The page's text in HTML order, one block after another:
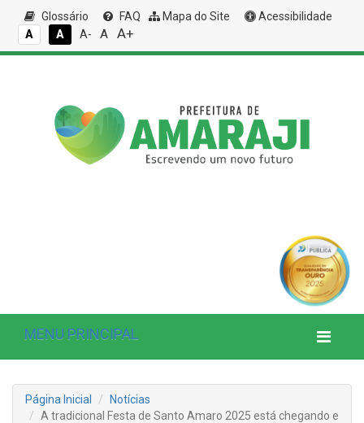
Glossário FAQ Mapa do Site
Acessibilidade
A
A A- A A+
MENU PRINCIPAL
Página Inicial
Notícias
A tradicional Festa de Santo Amaro 2025 está chegando e